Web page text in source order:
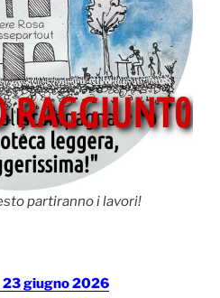
partiranno i lavori!
23 giugno 2026